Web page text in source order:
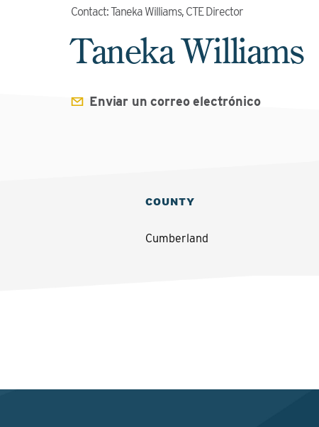
Contact: Taneka Williams, CTE Director
Taneka Williams
Enviar un correo electrónico
COUNTY
Cumberland